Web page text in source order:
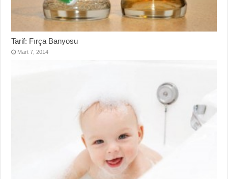
Tarif: Fırça Banyosu
Mart 7, 2014